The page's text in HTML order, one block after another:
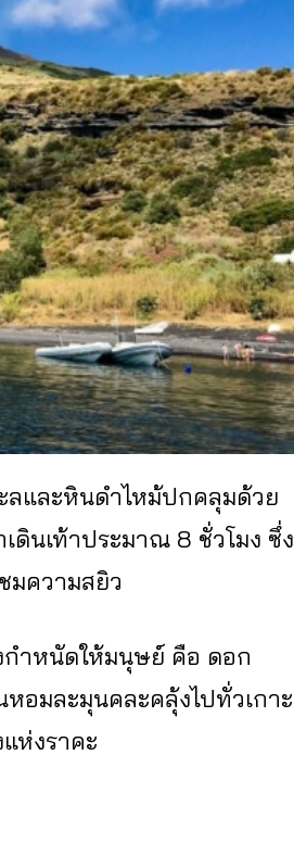
ลและหินดำไหม้ปกคลุมด้วย
ดินเท้าประมาณ 8 ชั่วโมง ซึ่ง
มความสยิว
กำหนัดให้มนุษย์ คือ ดอก
อมละมุนคละคลุ้งไปทั่วเกาะ
ห่งราคะ